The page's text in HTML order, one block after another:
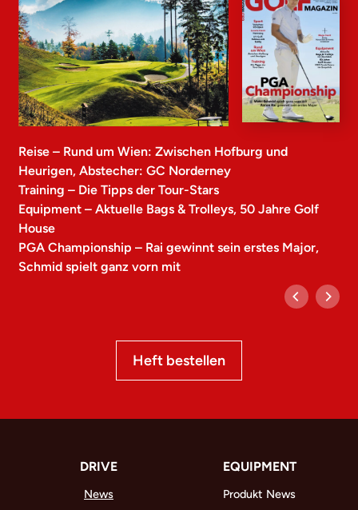
Reise – Rund um Wien: Zwischen Hofburg und
Heurigen, Abstecher: GC Norderney
Training – Die Tipps der Tour-Stars
Equipment – Aktuelle Bags & Trolleys, 50 Jahre Golf
House
PGA Championship – Rai gewinnt sein erstes Major,
Schmid spielt ganz vorn mit
Heft bestellen
DRIVE
News
EQUIPMENT
Produkt News